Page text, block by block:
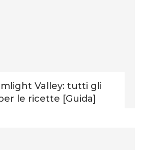
Valley: tutti gli
le ricette [Guida]